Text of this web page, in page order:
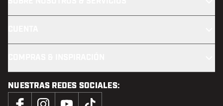
NUESTRAS REDES SOCIALES: